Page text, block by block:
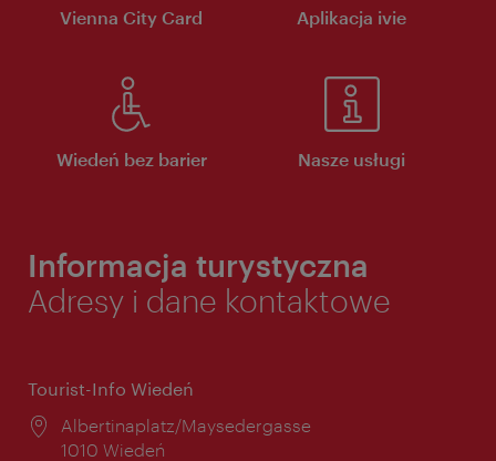
Vienna City Card Aplikacja ivie
Wiedeń bez barier Nasze usługi
Informacja turystyczna
Adresy i dane kontaktowe
Tourist-Info Wiedeń
Miejsce:
Albertinaplatz/Maysedergasse
1010 Wiedeń